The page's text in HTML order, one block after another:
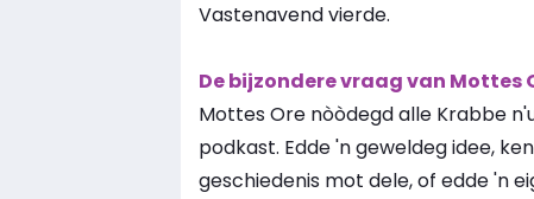
Vastenavend vierde.
De bijzondere vraag van Mottes
Mottes Ore nòòdegd alle Krabbe
podkast. Edde 'n geweldeg idee,
geschiedenis mot dele, of edde 'n